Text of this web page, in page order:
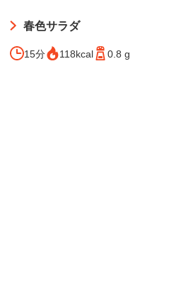
春色サラダ
15分 118kcal 0.8 g